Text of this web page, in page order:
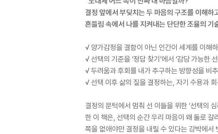
결정 앞에서 부딪치는 두 마음의 구조를 이해하
흔들림 속에서 나를 지켜내는 단단한 조율의 기
√ 양가감정을 결함이 아닌 인간이 세계를 이해
√ 선택의 기준을 ‘정답 찾기’에서 ‘감당 가능한
√ 두려움과 후회를 내가 추구하는 방향성을 비
√ 선택 이후 삶의 질을 결정하는, 자기 수용과
결정의 문턱에서 멈춰 선 이들을 위한 ‘선택의
한 이 책은, 선택의 순간 우리 마음이 왜 둘로
쪽을 없애야만 결정을 내릴 수 있다는 강박에